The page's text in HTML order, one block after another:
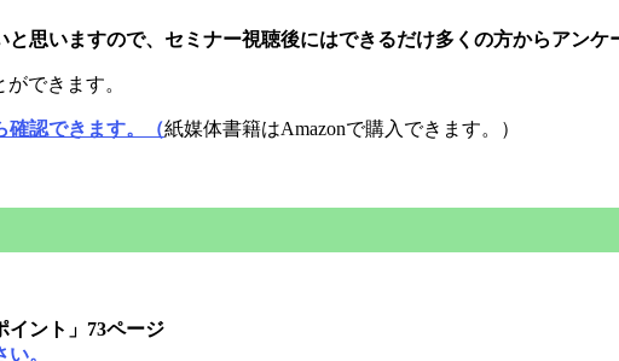
思いますので、セミナー視聴後にはできるだけ多くの方からアンケ
できます。
確認できます。（紙媒体書籍はAmazonで購入できます。）
イント」73ページ
。